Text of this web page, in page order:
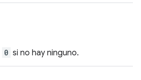
0 si no hay ninguno.